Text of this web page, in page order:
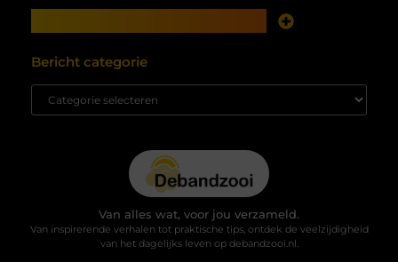
Bericht categorie
Van alles wat, voor jou verzameld.
Van inspirerende verhalen tot praktische tips, ontdek de veelzijdigheid
van het dagelijks leven op debandzooi.nl.